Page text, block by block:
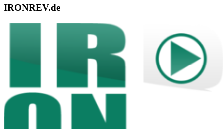
IRONREV.de